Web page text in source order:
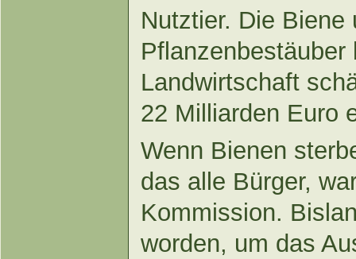
Nutztier. Die Biene
Pflanzenbestäuber
Landwirtschaft
22 Milliarden Euro
Wenn Bienen
das alle Bürger,
Kommission.
worden, um das